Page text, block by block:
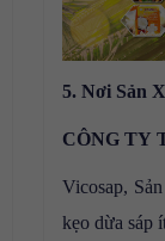
5. Nơi Sản
CÔNG TY
Vicosap,
kẹo dừa sáp